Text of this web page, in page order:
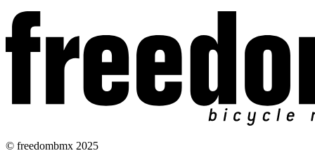
© freedombmx 2025